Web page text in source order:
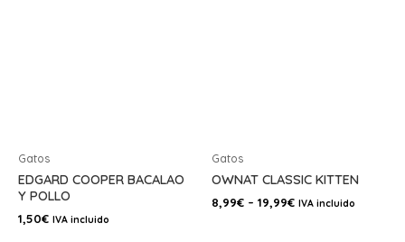
Gatos
EDGARD COOPER BACALAO
Y POLLO
1,50€ IVA incluido
Gatos
OWNAT CLASSIC KITTEN
8,99€ – 19,99€ IVA incluido